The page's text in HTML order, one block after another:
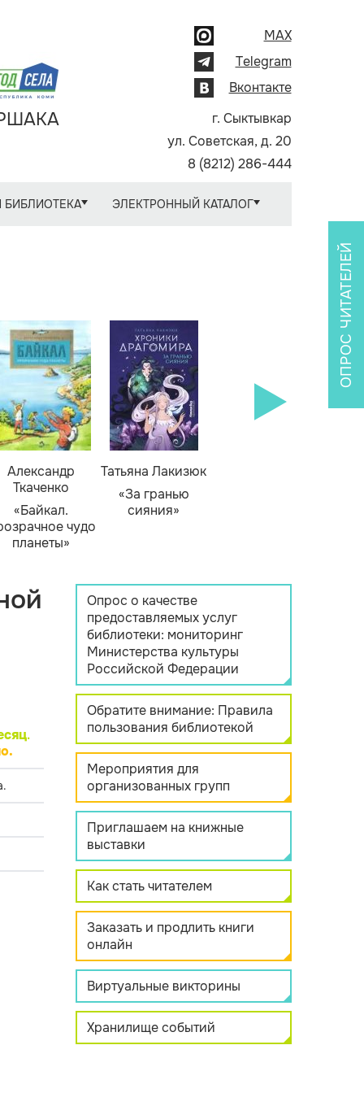
MAX
Telegram
Вконтакте
г. Сыктывкар
ул. Советская, д. 20
8 (8212) 286-444
БИБЛИОТЕКА ЭЛЕКТРОННЫЙ КАТАЛОГ
Александр
Ткаченко
«Байкал.
чудо
планеты»
Татьяна Лакизюк
«За гранью
сияния»
.
ОПРОС ЧИТАТЕЛЕЙ
Опрос о качестве
предоставляемых услуг
библиотеки: мониторинг
Министерства культуры
Российской Федерации
Обратите внимание: Правила
пользования библиотекой
Мероприятия для
организованных групп
Приглашаем на книжные
выставки
Как стать читателем
Заказать и продлить книги
онлайн
Виртуальные викторины
Хранилище событий